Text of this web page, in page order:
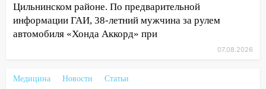
14:23 67% ульяновцев готовы
передумать увольняться, если им
повысят зарплату
более 4,6 миллиона рублей: перед
Цильнинском районе. По предварительной
информации ГАИ, 38-летний мужчина за рулем
автомобиля «Хонда Аккорд» при
07.08.2026
Медицина Новости Статьи